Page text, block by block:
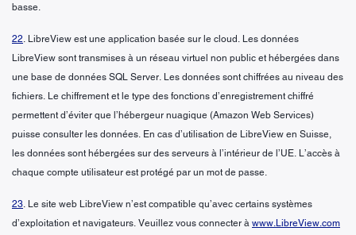
basse.
22. LibreView est une application basée sur le cloud. Les données
LibreView sont transmises à un réseau virtuel non public et hébergées dans
une base de données SQL Server. Les données sont chiffrées au niveau des
fichiers. Le chiffrement et le type des fonctions d’enregistrement chiffré
permettent d’éviter que l’hébergeur nuagique (Amazon Web Services)
puisse consulter les données. En cas d’utilisation de LibreView en Suisse,
les données sont hébergées sur des serveurs à l’intérieur de l’UE. L’accès à
chaque compte utilisateur est protégé par un mot de passe.
23. Le site web LibreView n’est compatible qu’avec certains systèmes
d’exploitation et navigateurs. Veuillez vous connecter à www.LibreView.com